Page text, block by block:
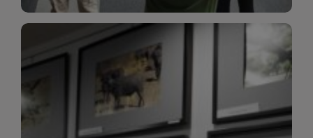
Wydarzenia
W tej zakładce publikujemy informacje o
wszystkich wydarzeniach organizowanych przez